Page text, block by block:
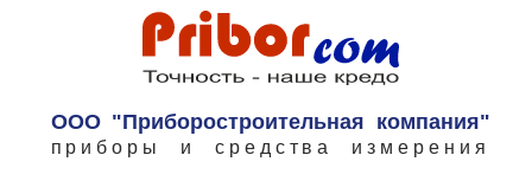
ООО "Приборостроительная компания"
приборы и средства измерения